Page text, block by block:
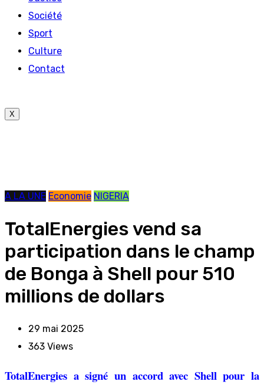
Société
Sport
Culture
Contact
X
A LA UNE Economie NIGERIA
TotalEnergies vend sa
participation dans le champ
de Bonga à Shell pour 510
millions de dollars
29 mai 2025
363 Views
TotalEnergies a signé un accord avec Shell pour la